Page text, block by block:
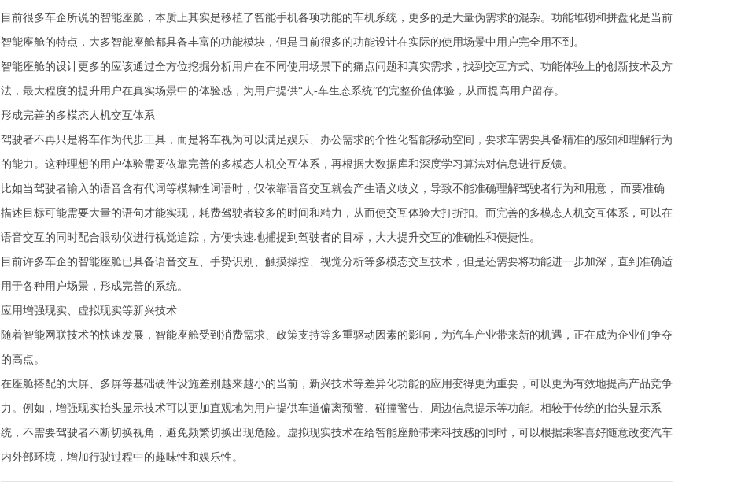
目前很多车企所说的智能座舱，本质上其实是移植了智能手机各项功能的车机系统，更多的是大量伪需求的混杂。功能堆砌和拼盘化是当前
智能座舱的特点，大多智能座舱都具备丰富的功能模块，但是目前很多的功能设计在实际的使用场景中用户完全用不到。
智能座舱的设计更多的应该通过全方位挖掘分析用户在不同使用场景下的痛点问题和真实需求，找到交互方式、功能体验上的创新技术及方
法，最大程度的提升用户在真实场景中的体验感，为用户提供“人-车生态系统”的完整价值体验，从而提高用户留存。
形成完善的多模态人机交互体系
驾驶者不再只是将车作为代步工具，而是将车视为可以满足娱乐、办公需求的个性化智能移动空间，要求车需要具备精准的感知和理解行为
的能力。这种理想的用户体验需要依靠完善的多模态人机交互体系，再根据大数据库和深度学习算法对信息进行反馈。
比如当驾驶者输入的语音含有代词等模糊性词语时，仅依靠语音交互就会产生语义歧义，导致不能准确理解驾驶者行为和用意， 而要准确
描述目标可能需要大量的语句才能实现，耗费驾驶者较多的时间和精力，从而使交互体验大打折扣。而完善的多模态人机交互体系，可以在
语音交互的同时配合眼动仪进行视觉追踪，方便快速地捕捉到驾驶者的目标，大大提升交互的准确性和便捷性。
目前许多车企的智能座舱已具备语音交互、手势识别、触摸操控、视觉分析等多模态交互技术，但是还需要将功能进一步加深，直到准确适
用于各种用户场景，形成完善的系统。
应用增强现实、虚拟现实等新兴技术
随着智能网联技术的快速发展，智能座舱受到消费需求、政策支持等多重驱动因素的影响，为汽车产业带来新的机遇，正在成为企业们争夺
的高点。
在座舱搭配的大屏、多屏等基础硬件设施差别越来越小的当前，新兴技术等差异化功能的应用变得更为重要，可以更为有效地提高产品竞争
力。例如，增强现实抬头显示技术可以更加直观地为用户提供车道偏离预警、碰撞警告、周边信息提示等功能。相较于传统的抬头显示系
统，不需要驾驶者不断切换视角，避免频繁切换出现危险。虚拟现实技术在给智能座舱带来科技感的同时，可以根据乘客喜好随意改变汽车
内外部环境，增加行驶过程中的趣味性和娱乐性。